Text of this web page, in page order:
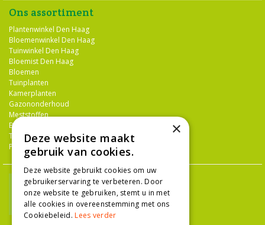
Ons assortiment
Plantenwinkel Den Haag
Bloemenwinkel Den Haag
Tuinwinkel Den Haag
Bloemist Den Haag
Bloemen
Tuinplanten
Kamerplanten
Gazononderhoud
Meststoffen
Bestrijdingsmiddelen
Tuingereedschap
Potterie
×
Deze website maakt
gebruik van cookies.
Deze website gebruikt cookies om uw
gebruikerservaring te verbeteren. Door
onze website te gebruiken, stemt u in met
alle cookies in overeenstemming met ons
Cookiebeleid.Lees verder